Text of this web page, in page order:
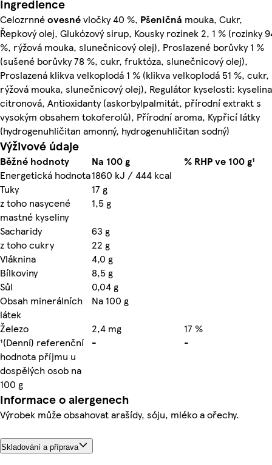
Ingredience
Celozrnnéovesnévločky 40 %, Pšeničná mouka, Cukr,
Řepkový olej, Glukózový sirup, Kousky rozinek 2, 1 % (rozinky
%, rýžová mouka, slunečnicový olej), Proslazené borůvky 1 %
(sušené borůvky 78 %, cukr, fruktóza, slunečnicový olej),
Proslazená klikva velkoplodá 1 % (klikva velkoplodá 51 %, cukr,
rýžová mouka, slunečnicový olej), Regulátor kyselosti: kyselina
citronová, Antioxidanty (askorbylpalmitát, přírodní extrakt s
vysokým obsahem tokoferolů), Přírodní aroma, Kypřicí látky
(hydrogenuhličitan amonný, hydrogenuhličitan sodný)
Výživové údaje
Běžné hodnoty Na 100 g
% RHP ve 100 g¹
Energetická hodnota1860 kJ / 444 kcal
Tuky
17 g
z toho nasycené
mastné kyseliny
1,5 g
Sacharidy
63 g
z toho cukry
22 g
Vláknina
4,0 g
Bílkoviny
8,5 g
Sůl
0,04 g
Obsah minerálních
látek
Na 100 g
Železo
2,4 mg
17 %
¹(Denní) referenční
hodnota příjmu u
dospělých osob na
100 g
- -
Informace o alergenech
Výrobek může obsahovat arašídy, sóju, mléko a ořechy.
Skladování a příprava